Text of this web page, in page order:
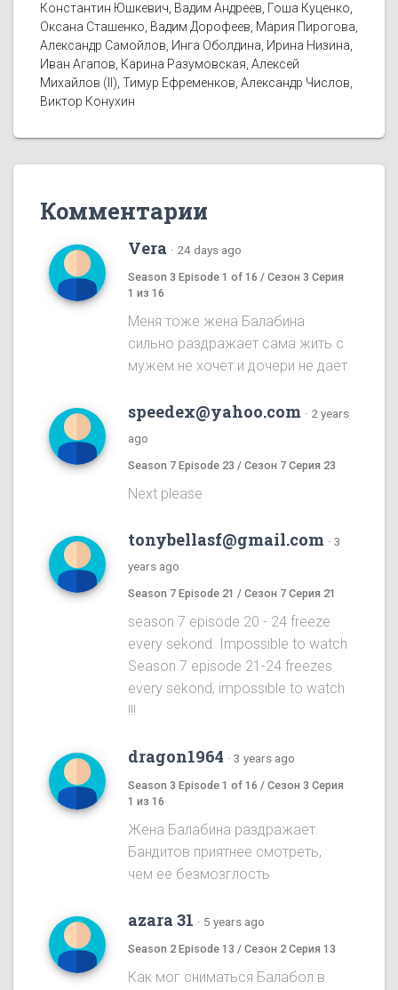
Константин Юшкевич, Вадим Андреев, Гоша Куценко,
Оксана Сташенко, Вадим Дорофеев, Мария Пирогова,
Александр Самойлов, Инга Оболдина, Ирина Низина,
Иван Агапов, Карина Разумовская, Алексей
Михайлов (II), Тимур Ефременков, Александр Числов,
Виктор Конухин
Комментарии
Vera · 24 days ago
Season 3 Episode 1 of 16 / Сезон 3 Серия
1 из 16
Меня тоже жена Балабина
сильно раздражает сама жить с
мужем не хочет и дочери не дает
speedex@yahoo.com · 2 years
ago
Season 7 Episode 23 / Сезон 7 Серия 23
Next please
tonybellasf@gmail.com · 3
years ago
Season 7 Episode 21 / Сезон 7 Серия 21
season 7 episode 20 - 24 freeze
every sekond. Impossible to watch
Season 7 episode 21-24 freezes
every sekond, impossible to watch
!!!
dragon1964 · 3 years ago
Season 3 Episode 1 of 16 / Сезон 3 Серия
1 из 16
Жена Балабина раздражает.
Бандитов приятнее смотреть,
чем ее безмозглость
azara 31 · 5 years ago
Season 2 Episode 13 / Сезон 2 Серия 13
Как мог сниматься Балабол в